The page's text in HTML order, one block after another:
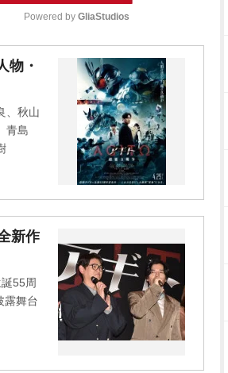
Powered by GliaStudios
物・
、秋山
青島
新作
55周
露舞台